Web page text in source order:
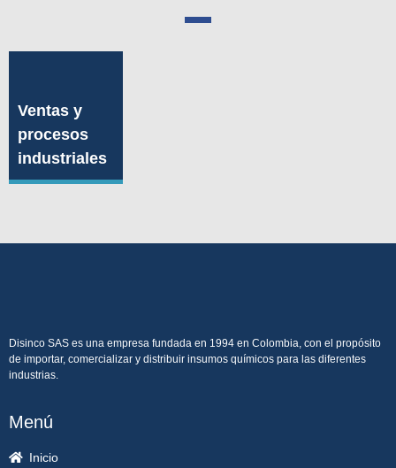
Ventas y
procesos
industriales
Disinco SAS es una empresa fundada en 1994 en Colombia, con el propósito
de importar, comercializar y distribuir insumos químicos para las diferentes
industrias.
Menú
Inicio